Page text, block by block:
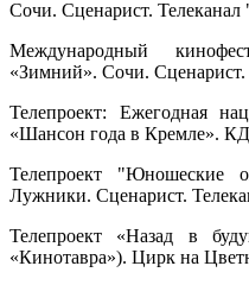
Сочи. Сценарист. Телеканал
Международный
«Зимний». Сочи.
Телепроект: Ежегодная
«Шансон года в Кремле».
Телепроект "Юношеские
Лужники. Сценарист.
Телепроект «Назад в
«Кинотавра»). Цирк на